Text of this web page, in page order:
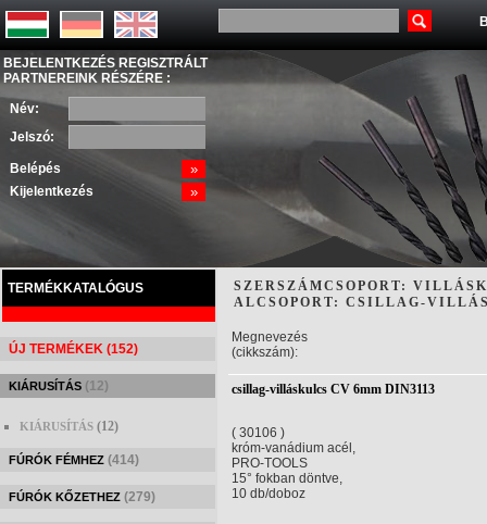
BEJELENTKEZÉS REGISZTRÁLT
PARTNEREINK RÉSZÉRE :
Név:
Jelszó:
Belépés »
Kijelentkezés »
TERMÉKKATALÓGUS
ÚJ TERMÉKEK (152)
KIÁRUSÍTÁS (12)
KIÁRUSÍTÁS (12)
FÚRÓK FÉMHEZ (414)
FÚRÓK KŐZETHEZ (279)
SZERSZÁMCSOPORT:
ALCSOPORT: CSILLAG-
Megnevezés
(cikkszám):
csillag-villáskulcs CV 6mm DIN3113
( 30106 )
króm-vanádium acél,
PRO-TOOLS
15° fokban döntve,
10 db/doboz